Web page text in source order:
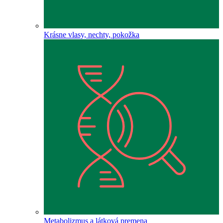
Krásne vlasy, nechty, pokožka
Metabolizmus a látková premena